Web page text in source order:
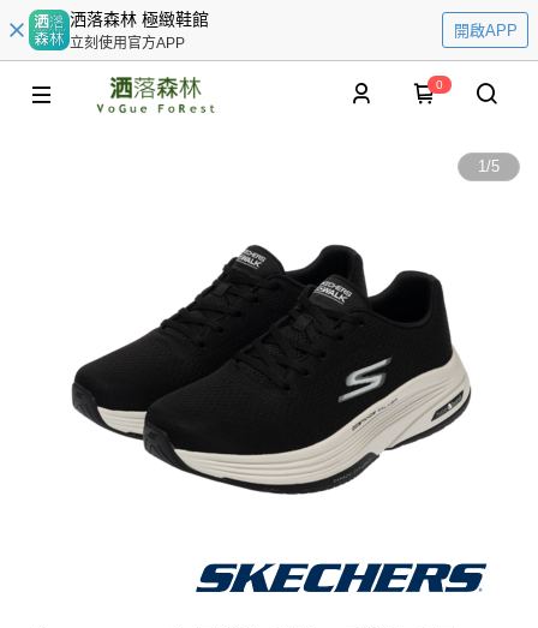
洒落森林 極緻鞋館
立刻使用官方APP
開啟APP
0
1/5